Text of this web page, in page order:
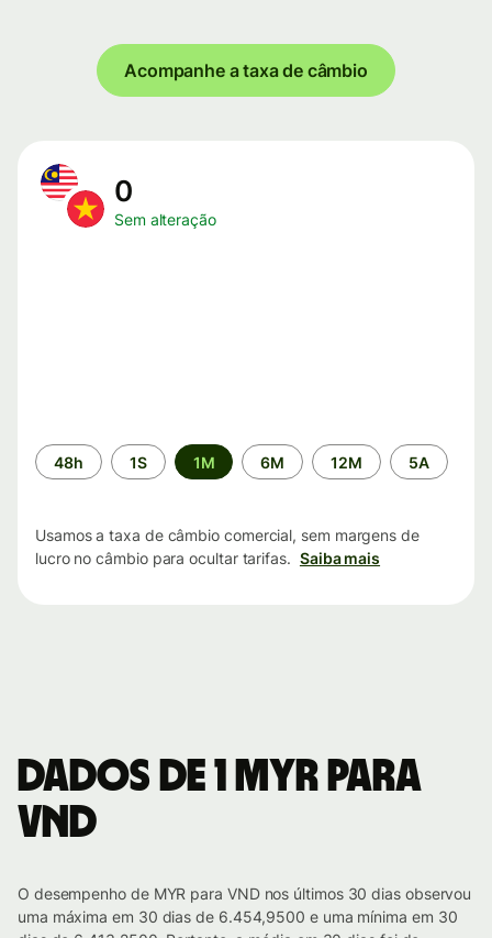
Acompanhe a taxa de câmbio
0
Sem alteração
Período
de
48h 1S 1M 6M 12M 5A
Usamos a taxa de câmbio comercial, sem margens de
lucro no câmbio para ocultar tarifas. Saiba mais
Dados de 1 MYR para
VND
O desempenho de MYR para VND nos últimos 30 dias observou
uma máxima em 30 dias de 6.454,9500 e uma mínima em 30